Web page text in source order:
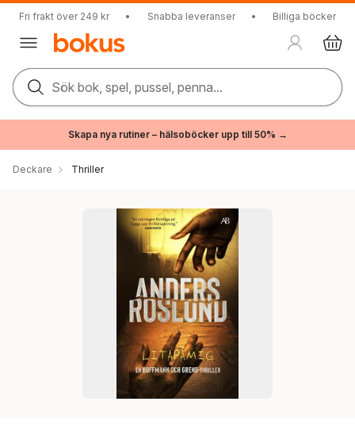
Fri frakt över 249 kr • Snabba leveranser • Billiga böcker
Sök bok, spel, pussel, penna...
Skapa nya rutiner – hälsoböcker upp till 50% →
Deckare Thriller